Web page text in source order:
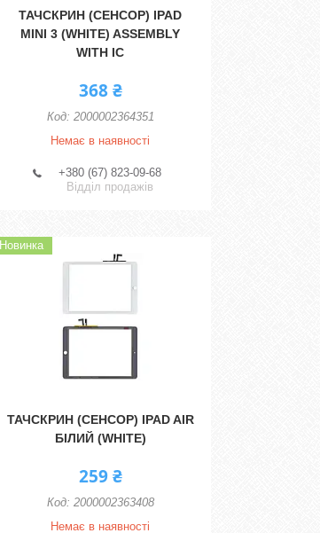
ТАЧСКРИН (СЕНСОР) IPAD
MINI 3 (WHITE) ASSEMBLY
WITH IC
368 ₴
2000002364351
Немає в наявності
+380 (67) 823-09-68
Відділ продажів
Новинка
ТАЧСКРИН (СЕНСОР) IPAD AIR
БІЛИЙ (WHITE)
259 ₴
2000002363408
Немає в наявності